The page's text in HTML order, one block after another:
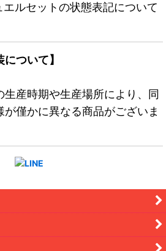
ルセットの状態表記について
ついて】
産時期や生産場所により、同
僅かに異なる商品がございま